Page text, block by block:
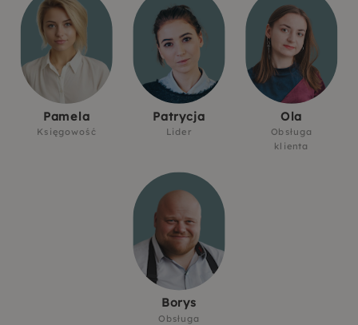
Pamela
Księgowość
Patrycja
Lider
Ola
Obsługa
klienta
Borys
Obsługa